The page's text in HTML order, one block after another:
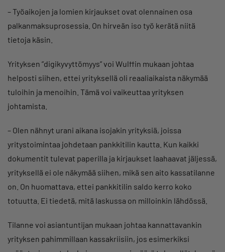
– Työaikojen ja lomien kirjaukset ovat olennainen osa
palkanmaksuprosessia. On hirveän iso työ kerätä niitä
tietoja käsin.
Yrityksen ”digikyvyttömyys” voi Wulffin mukaan johtaa
helposti siihen, ettei yrityksellä oli reaaliaikaista näkymää
tuloihin ja menoihin. Tämä voi vaikeuttaa yrityksen
johtamista.
– Olen nähnyt urani aikana isojakin yrityksiä, joissa
yritystoimintaa johdetaan pankkitilin kautta. Kun kaikki
dokumentit tulevat paperilla ja kirjaukset laahaavat jäljessä,
yrityksellä ei ole näkymää siihen, mikä sen aito kassatilanne
on. On huomattava, ettei pankkitilin saldo kerro koko
totuutta. Ei tiedetä, mitä laskussa on milloinkin lähdössä.
Tilanne voi asiantuntijan mukaan johtaa kannattavankin
yrityksen pahimmillaan kassakriisiin, jos esimerkiksi